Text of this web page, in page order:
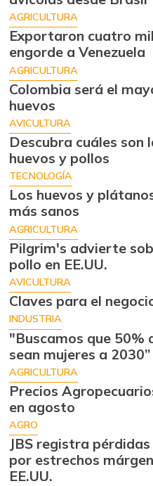
AGRICULTURA
Exportaron cuatro
engorde a Venezuela
AGRICULTURA
Colombia será el
huevos
AVICULTURA
Descubra cuáles son
huevos y pollos
TECNOLOGÍA
Los huevos y
más sanos
AGRICULTURA
Pilgrim's advierte
pollo en EE.UU.
AVICULTURA
Claves para el
INDUSTRIA
"Buscamos que 50%
sean mujeres a 2030”
AGRICULTURA
Precios
en agosto
AGRO
JBS registra
por estrechos
EE.UU.